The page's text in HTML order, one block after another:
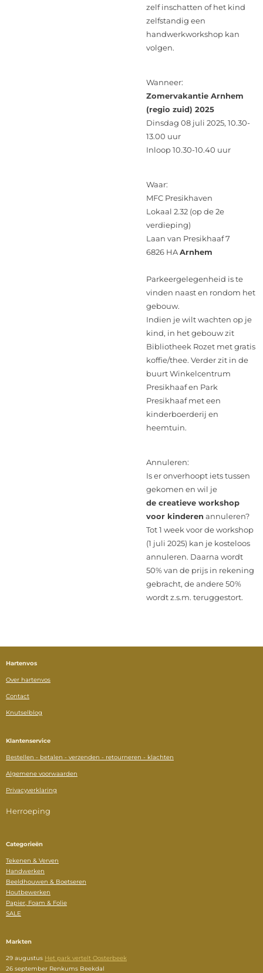
zelf inschatten of het kind
zelfstandig een
handwerkworkshop kan
volgen.
Wanneer:
Zomervakantie Arnhem
(regio zuid) 2025
Dinsdag 08 juli 2025, 10.30-
13.00 uur
Inloop 10.30-10.40 uur
Waar:
MFC Presikhaven
Lokaal 2.32 (op de 2e
verdieping)
Laan van Presikhaaf 7
6826 HAArnhem
Parkeergelegenheid is te
vinden naast en rondom het
gebouw.
Indien je wilt wachten op je
kind, in het gebouw zit
Bibliotheek Rozet met gratis
koffie/thee. Verder zit in de
buurt Winkelcentrum
Presikhaaf en Park
Presikhaaf met een
kinderboerderij en
heemtuin.
Annuleren:
Is er onverhoopt iets tussen
gekomen en wil je
de creatieve workshop
voor kinderen annuleren?
Tot 1 week voor de workshop
(1 juli 2025) kan je kosteloos
annuleren. Daarna wordt
50% van de prijs in rekening
gebracht, de andere 50%
wordt z.s.m. teruggestort.
Hartenvos
Over hartenvos
Contact
Knutselblog
Klantenservice
Bestellen - betalen - verzenden - retourneren - klachten
Algemene voorwaarden
Privacyverklaring
Herroeping
Categorieën
Tekenen & Verven
Handwerken
Beeldhouwen & Boetseren
Houtbewerken
Papier, Foam & Folie
SALE
Markten
29 augustus Het park vertelt Oosterbeek
26 september Renkums Beekdal